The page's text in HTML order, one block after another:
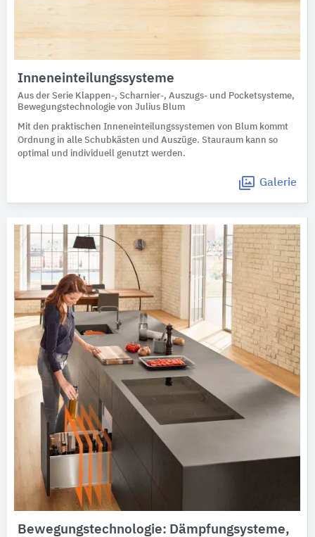
Inneneinteilungssysteme
Aus der Serie Klappen-, Scharnier-, Auszugs- und Pocketsysteme,
Bewegungstechnologie von Julius Blum
Mit den praktischen Inneneinteilungssystemen von Blum kommt
Ordnung in alle Schubkästen und Auszüge. Stauraum kann so
optimal und individuell genutzt werden.
Galerie
Bewegungstechnologie: Dämpfungsysteme,